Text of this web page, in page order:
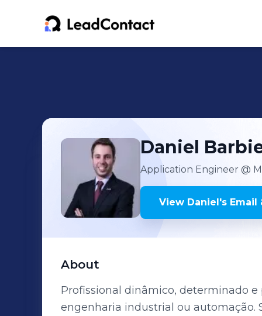
Daniel
Application Engineer @
View Daniel's Email
About
Profissional dinâmico, determinado
engenharia industrial ou automação.